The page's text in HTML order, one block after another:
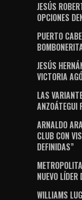
JESÚS
OPCIONES
PUERTO
JESÚS
VICTORIA
LAS
ANZOÁTEGUI
ARNALDO
CLUB CON
DEFINIDAS”
NUEVO
WILLIAMS